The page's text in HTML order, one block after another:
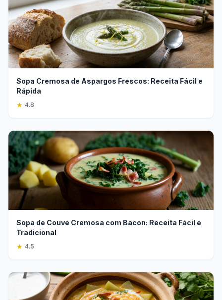
Sopa Cremosa de Aspargos Frescos: Receita Fácil e
Rápida
★ 4.8
Sopa de Couve Cremosa com Bacon: Receita Fácil e
Tradicional
★ 4.5